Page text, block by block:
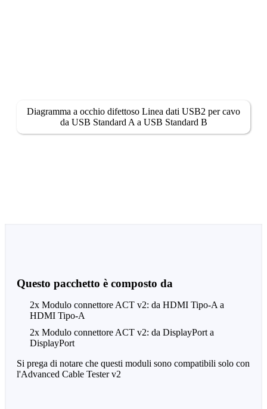
Diagramma a occhio difettoso Linea dati USB2 per cavo
da USB Standard A a USB Standard B
Questo pacchetto è composto da
2x Modulo connettore ACT v2: da HDMI Tipo-A a
HDMI Tipo-A
2x Modulo connettore ACT v2: da DisplayPort a
DisplayPort
Si prega di notare che questi moduli sono compatibili solo con
l'Advanced Cable Tester v2